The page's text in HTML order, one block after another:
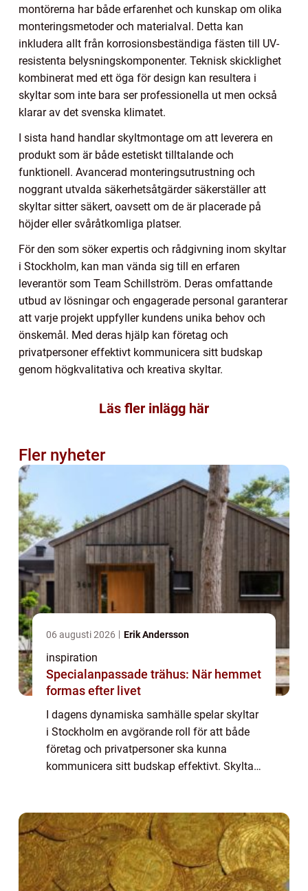
montörerna har både erfarenhet och kunskap om olika
monteringsmetoder och materialval. Detta kan
inkludera allt från korrosionsbeständiga fästen till UV-
resistenta belysningskomponenter. Teknisk skicklighet
kombinerat med ett öga för design kan resultera i
skyltar som inte bara ser professionella ut men också
klarar av det svenska klimatet.
I sista hand handlar skyltmontage om att leverera en
produkt som är både estetiskt tilltalande och
funktionell. Avancerad monteringsutrustning och
noggrant utvalda säkerhetsåtgärder säkerställer att
skyltar sitter säkert, oavsett om de är placerade på
höjder eller svåråtkomliga platser.
För den som söker expertis och rådgivning inom skyltar
i Stockholm, kan man vända sig till en erfaren
leverantör som Team Schillström. Deras omfattande
utbud av lösningar och engagerade personal garanterar
att varje projekt uppfyller kundens unika behov och
önskemål. Med deras hjälp kan företag och
privatpersoner effektivt kommunicera sitt budskap
genom högkvalitativa och kreativa skyltar.
Läs fler inlägg här
Fler nyheter
06 augusti 2026 Erik Andersson
inspiration
Specialanpassade trähus: När hemmet
formas efter livet
I dagens dynamiska samhälle spelar skyltar
i Stockholm en avgörande roll för att både
företag och privatpersoner ska kunna
kommunicera sitt budskap effektivt. Skyltar